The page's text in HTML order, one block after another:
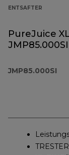
ENTSAFTER
PureJuice
JMP85.000SI
JMP85.000SI